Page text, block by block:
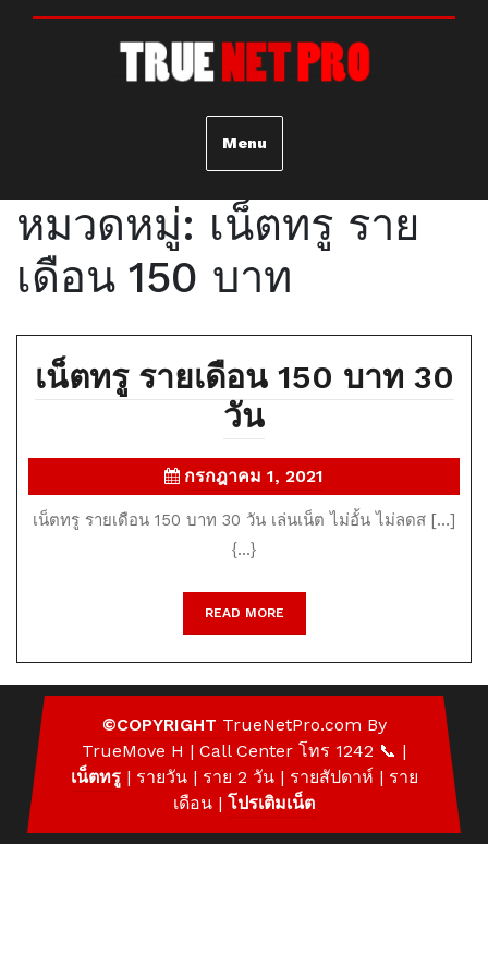
SKIP
Menu
หมวดหมู่: เน็ตทรู ราย
เดือน 150 บาท
เน็ตทรู รายเดือน 150 บาท 30
วันเน็ต
ทรู
ราย
เดือน
บาท
วัน
กรกฎาคม 1, 2021
1,
2021
เน็ตทรู รายเดือน 150 บาท 30 วัน เล่นเน็ต ไม่อั้น ไม่ลดส […]
{...}
READ MOREREAD
MORE
©COPYRIGHT TrueNetPro.com By
TrueMove H | Call Center โทร 1242 📞 |
เน็ตทรู| รายวัน | ราย 2 วัน | รายสัปดาห์ | ราย
เดือน | โปรเติมเน็ต